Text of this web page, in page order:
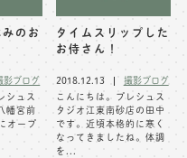
のお
影ブログ
シュス
幡宮前
オープ
タイムスリップした
お侍さん！
2018.12.13
撮影ブログ
こんにちは。プレシュス
タジオ江東南砂店の田中
です。近頃本格的に寒く
なってきましたね。体調
を...